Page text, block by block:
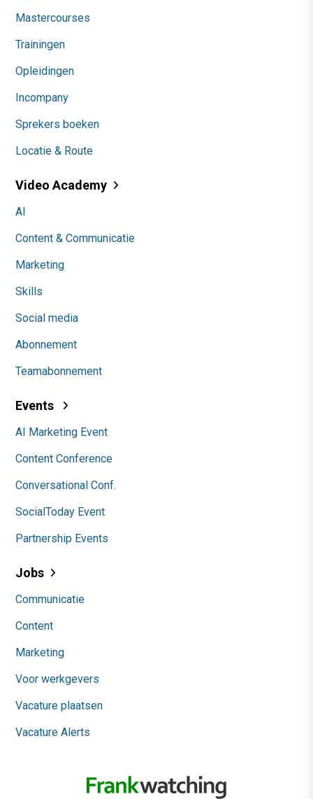
Mastercourses
Trainingen
Opleidingen
Incompany
Sprekers boeken
Locatie & Route
Video Academy
AI
Content & Communicatie
Marketing
Skills
Social media
Abonnement
Teamabonnement
Events
AI Marketing Event
Content Conference
Conversational Conf.
SocialToday Event
Partnership Events
Jobs
Communicatie
Content
Marketing
Voor werkgevers
Vacature plaatsen
Vacature Alerts